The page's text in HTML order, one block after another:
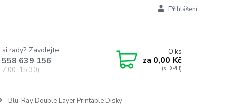
Přihlášení
rady? Zavolejte.
639 156
7:00–15:30)
0ks
za 0,00 Kč
Blu-Ray Double Layer Printable Disky